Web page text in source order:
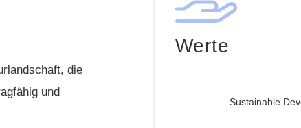
die
und
Werte
Sustainable